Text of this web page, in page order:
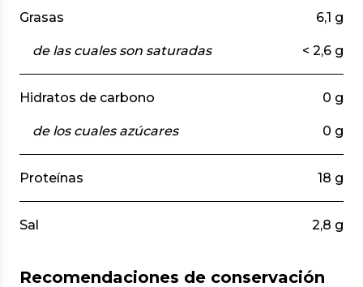
Grasas
de las cuales son saturadas
6,1 g
< 2,6 g
Hidratos de carbono
de los cuales azúcares
0 g
0 g
Proteínas 18 g
Sal 2,8 g
Recomendaciones de conservación